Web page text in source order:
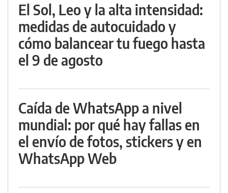
El Sol, Leo y la alta intensidad:
medidas de autocuidado y
cómo balancear tu fuego hasta
el 9 de agosto
Caída de WhatsApp a nivel
mundial: por qué hay fallas en
el envío de fotos, stickers y en
WhatsApp Web